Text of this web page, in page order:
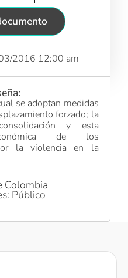
2016 12:00 am
se adoptan medidas
forzado; la
y esta
de los
la violencia en la
Colombia
Público